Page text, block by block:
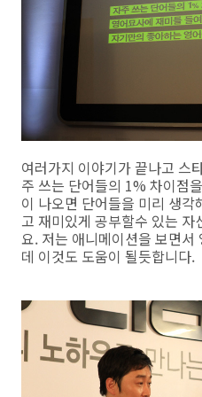
여러가지 이야기가 끝나고 스
주 쓰는 단어들의 1% 차이점
이 나오면 단어들을 미리 생
고 재미있게 공부할수 있는
요. 저는 애니메이션을 보면서
데 이것도 도움이 될듯합니다.